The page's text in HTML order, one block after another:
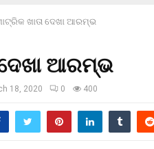
ଖାତା ଦେଖା ଆରମ୍ଭ
ଦେଖା ଆରମ୍ଭ
18, 2020 0 400